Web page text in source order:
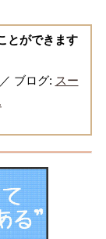
とができます
ブログ: スー